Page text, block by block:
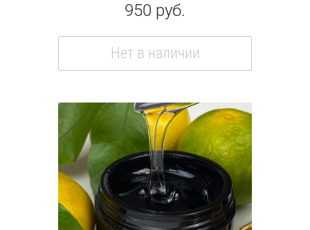
950 руб.
Нет в наличии